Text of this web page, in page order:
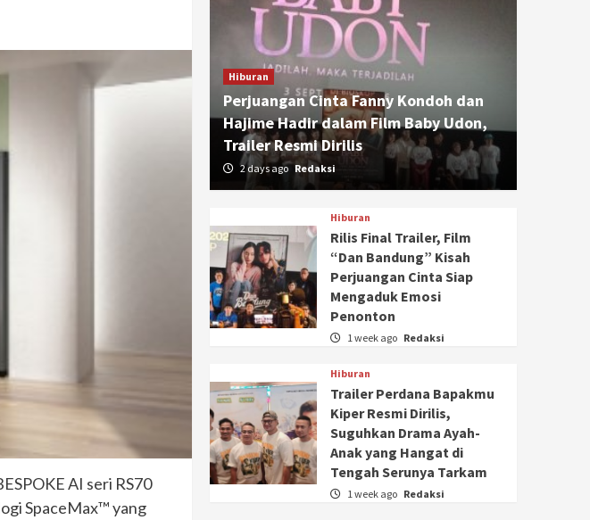
AI seri RS70
SpaceMax™ yang
Hiburan
Perjuangan Cinta Fanny Kondoh dan
Hajime Hadir dalam Film Baby Udon,
Trailer Resmi Dirilis
2 days ago Redaksi
Hiburan
Rilis Final Trailer, Film
“Dan Bandung” Kisah
Perjuangan Cinta Siap
Mengaduk Emosi
Penonton
1 week ago Redaksi
Hiburan
Trailer Perdana Bapakmu
Kiper Resmi Dirilis,
Suguhkan Drama Ayah-
Anak yang Hangat di
Tengah Serunya Tarkam
1 week ago Redaksi